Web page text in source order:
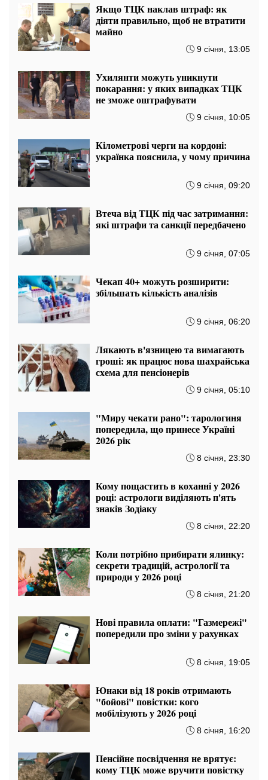
Якщо ТЦК наклав штраф: як
діяти правильно, щоб не втратити
майно
9 січня, 13:05
Ухилянти можуть уникнути
покарання: у яких випадках ТЦК
не зможе оштрафувати
9 січня, 10:05
Кілометрові черги на кордоні:
українка пояснила, у чому причина
9 січня, 09:20
Втеча від ТЦК під час затримання:
які штрафи та санкції передбачено
9 січня, 07:05
Чекап 40+ можуть розширити:
збільшать кількість аналізів
9 січня, 06:20
Лякають в'язницею та вимагають
гроші: як працює нова шахрайська
схема для пенсіонерів
9 січня, 05:10
"Миру чекати рано": тарологиня
попередила, що принесе Україні
2026 рік
8 січня, 23:30
Кому пощастить в коханні у 2026
році: астрологи виділяють п'ять
знаків Зодіаку
8 січня, 22:20
Коли потрібно прибирати ялинку:
секрети традицій, астрології та
природи у 2026 році
8 січня, 21:20
Нові правила оплати: "Газмережі"
попередили про зміни у рахунках
8 січня, 19:05
Юнаки від 18 років отримають
"бойові" повістки: кого
мобілізують у 2026 році
8 січня, 16:20
Пенсійне посвідчення не врятує:
кому ТЦК може вручити повістку